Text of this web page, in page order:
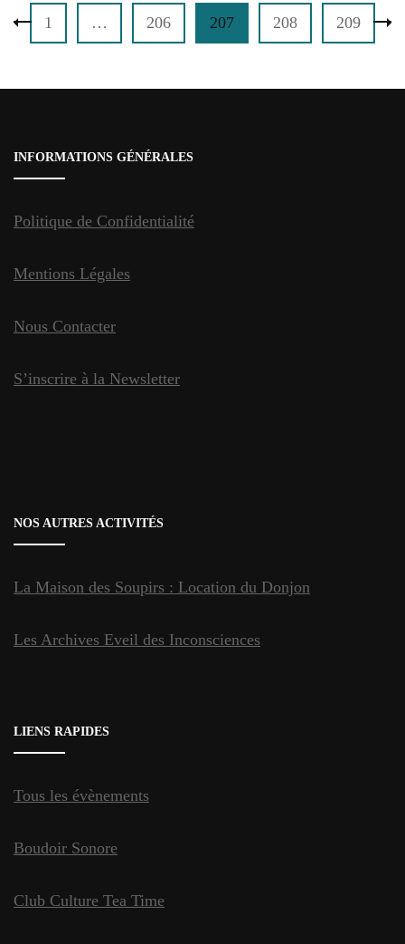
Pagination
des
Page
1 … Page
206 Page
207 Page
208 Page
209
INFORMATIONS GÉNÉRALES
Politique de Confidentialité
Mentions Légales
Nous Contacter
S’inscrire à la Newsletter
NOS AUTRES ACTIVITÉS
La Maison des Soupirs : Location du Donjon
Les Archives Eveil des Inconsciences
LIENS RAPIDES
Tous les évènements
Boudoir Sonore
Club Culture Tea Time